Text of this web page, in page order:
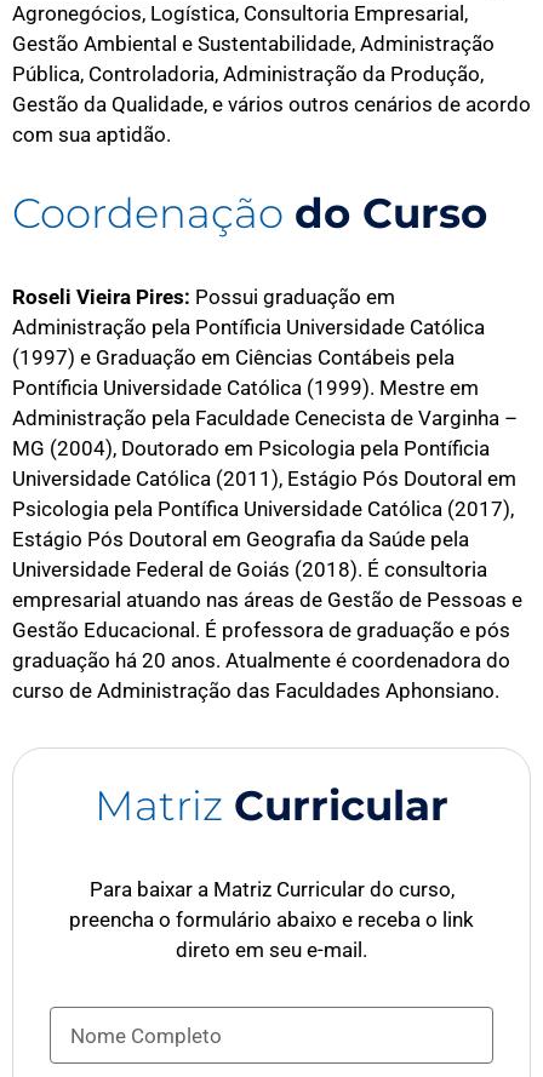
Agronegócios, Logística, Consultoria Empresarial,
Gestão Ambiental e Sustentabilidade, Administração
Pública, Controladoria, Administração da Produção,
Gestão da Qualidade, e vários outros cenários de acordo
com sua aptidão.
Coordenação do Curso
Roseli Vieira Pires: Possui graduação em
Administração pela Pontíficia Universidade Católica
(1997) e Graduação em Ciências Contábeis pela
Pontíficia Universidade Católica (1999). Mestre em
Administração pela Faculdade Cenecista de Varginha –
MG (2004), Doutorado em Psicologia pela Pontíficia
Universidade Católica (2011), Estágio Pós Doutoral em
Psicologia pela Pontífica Universidade Católica (2017),
Estágio Pós Doutoral em Geografia da Saúde pela
Universidade Federal de Goiás (2018). É consultoria
empresarial atuando nas áreas de Gestão de Pessoas e
Gestão Educacional. É professora de graduação e pós
graduação há 20 anos. Atualmente é coordenadora do
curso de Administração das Faculdades Aphonsiano.
Matriz Curricular
Para baixar a Matriz Curricular do curso,
preencha o formulário abaixo e receba o link
direto em seu e-mail.